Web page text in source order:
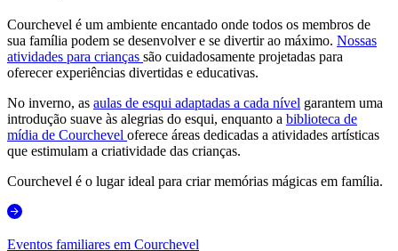
Courchevel é um ambiente encantado onde todos os membros de
sua família podem se desenvolver e se divertir ao máximo. Nossas
atividades para crianças são cuidadosamente projetadas para
oferecer experiências divertidas e educativas.
No inverno, as aulas de esqui adaptadas a cada nível garantem uma
introdução suave às alegrias do esqui, enquanto a biblioteca de
mídia de Courchevel oferece áreas dedicadas a atividades artísticas
que estimulam a criatividade das crianças.
Courchevel é o lugar ideal para criar memórias mágicas em família.
Eventos familiares em Courchevel